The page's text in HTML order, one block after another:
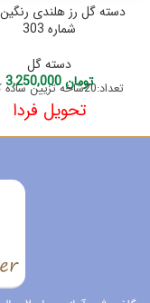
دسته گل رز هلندی
شماره 303
دسته گل
تومان3,250,000 تعداد:20شاخه تزیین ساده کنف
تحویل فردا